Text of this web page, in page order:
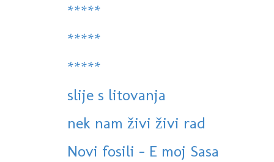
*****
*****
*****
slije s litovanja
nek nam živi živi rad
Novi fosili - E moj Sasa